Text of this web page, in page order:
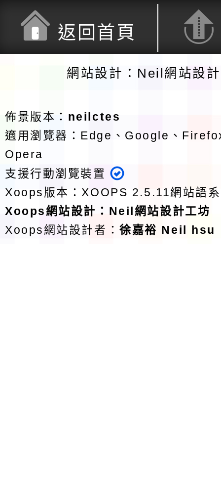
返回首頁
網站設計：Neil網站設
佈景版本： neilctes
適用瀏覽器：Edge、Google、
Opera
支援行動瀏覽裝置
Xoops版本：XOOPS 2.5.11網站語
Xoops網站設計 ： Neil網站設計工坊
Xoops網站設計者：徐嘉裕 Neil hsu